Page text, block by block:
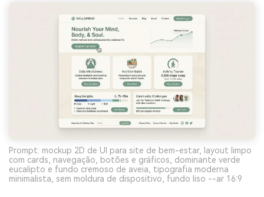
Prompt: mockup 2D de UI para site de bem-estar, layout limpo
com cards, navegação, botões e gráficos, dominante verde
eucalipto e fundo cremoso de aveia, tipografia moderna
minimalista, sem moldura de dispositivo, fundo liso --ar 16:9